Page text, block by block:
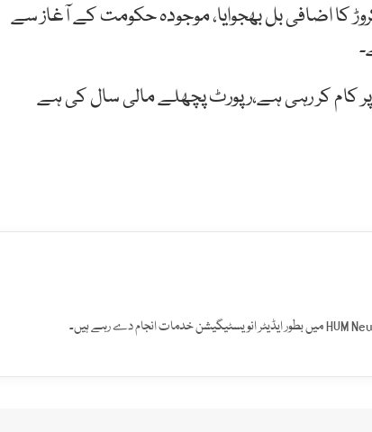
کی تقسیم کار کمپنیوں نے 1432 فیڈرز کو 18 ارب 64 کروڑ کا اضافی بل بھجوایا، موجودہ حکومت کے آغاز سے
کام کر رہی ہے،رپورٹ پچھلے مالی سال کی ہے